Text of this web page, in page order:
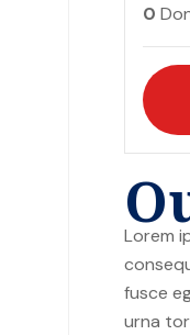
0
Lorem
fusce
urna